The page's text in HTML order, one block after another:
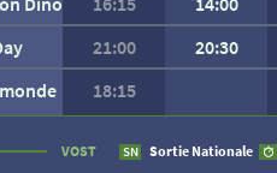
21:00 20:30
18:15
AUCUNE SÉANCE
VOST SN Sortie Nationale